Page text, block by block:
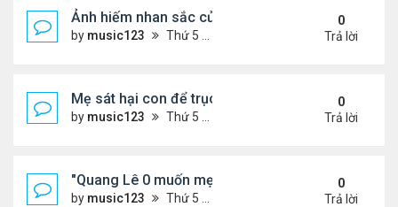
Ảnh hiếm nhan sắc của Thẩm Thuý Hằng
by music123 Thứ 5 Tháng 8 06, 2026 4:56 pm
0
Trả lời
Mẹ sát hại con để trục lợi bảo hiểm
by music123 Thứ 5 Tháng 8 06, 2026 4:53 pm
0
Trả lời
"Quang Lê 0 muốn mẹ thua kém người khác"
by music123 Thứ 5 Tháng 8 06, 2026 4:50 pm
0
Trả lời